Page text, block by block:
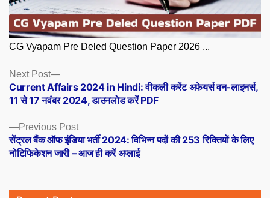
CG Vyapam Pre Deled Question Paper 2026 ...
Posts
navigation
Previous PostPrevious
post:
सेंट्रल बैंक ऑफ इंडिया भर्ती 2024: विभिन्न पदों की 253 रिक्तियों के लिए
नोटिफिकेशन जारी – आज ही करें अप्लाई
Next Post
Next
post:
Current Affairs 2024 in Hindi: वीकली करेंट अफेयर्स वन-लाइनर्स,
11 से 17 नवंबर 2024, डाउनलोड करें PDF